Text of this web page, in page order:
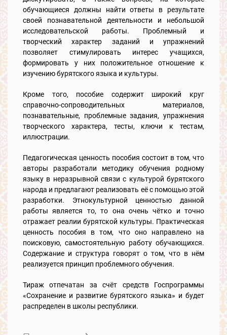
обучающиеся должны найти ответы в результате
своей познавательной деятельности и небольшой
исследовательской работы. Проблемный и
творческий характер заданий и упражнений
позволяет стимулировать интерес учащихся,
формировать у них положительное отношение к
изучению бурятского языка и культуры.
Кроме того, пособие содержит широкий круг
справочно-сопроводительных материалов,
познавательные, проблемные задания, упражнения
творческого характера, тесты, ключи к тестам,
иллюстрации.
Педагогическая ценность пособия состоит в том, что
авторы разработали методику обучения родному
языку в неразрывной связи с культурой бурятского
народа и предлагают реализовать её с помощью этой
разработки. Этнокультурной ценностью данной
работы является то, то она очень чётко и точно
отражает реалии бурятской культуры. Практическая
ценность пособия в том, что оно направлено на
поисковую, самостоятельную работу обучающихся.
Содержание и структура говорят о том, что в нём
реализуется принцип проблемного обучения.
Тираж отпечатан за счёт средств Госпрограммы
«Сохранение и развитие бурятского языка» и будет
распределен в школы республики.